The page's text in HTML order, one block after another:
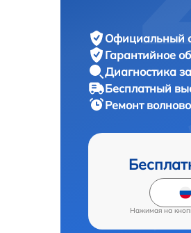
Официальный
Гарантийное
Диагностика
Бесплатный
Ремонт
Нажимая на